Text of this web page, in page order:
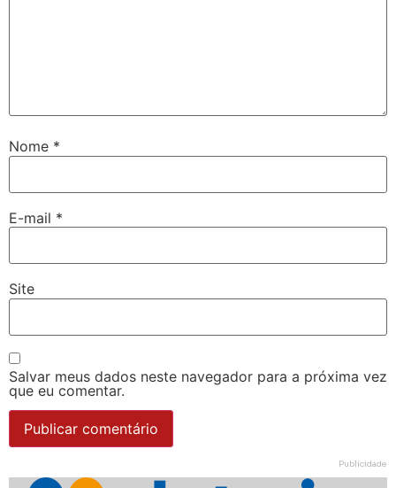
Nome *
E-mail *
Site
Salvar meus dados neste navegador para a próxima vez
que eu comentar.
Publicidade